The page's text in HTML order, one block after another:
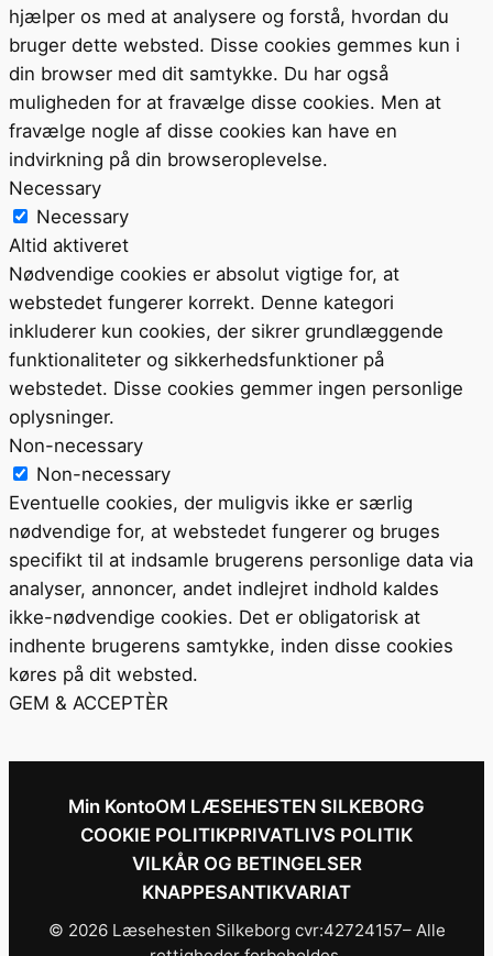
hjælper os med at analysere og forstå, hvordan du
bruger dette websted. Disse cookies gemmes kun i
din browser med dit samtykke. Du har også
muligheden for at fravælge disse cookies. Men at
fravælge nogle af disse cookies kan have en
indvirkning på din browseroplevelse.
Necessary
Necessary
Altid aktiveret
Nødvendige cookies er absolut vigtige for, at
webstedet fungerer korrekt. Denne kategori
inkluderer kun cookies, der sikrer grundlæggende
funktionaliteter og sikkerhedsfunktioner på
webstedet. Disse cookies gemmer ingen personlige
oplysninger.
Non-necessary
Non-necessary
Eventuelle cookies, der muligvis ikke er særlig
nødvendige for, at webstedet fungerer og bruges
specifikt til at indsamle brugerens personlige data via
analyser, annoncer, andet indlejret indhold kaldes
ikke-nødvendige cookies. Det er obligatorisk at
indhente brugerens samtykke, inden disse cookies
køres på dit websted.
GEM & ACCEPTÈR
Min KontoOM LÆSEHESTEN SILKEBORG
COOKIE POLITIKPRIVATLIVS POLITIK
VILKÅR OG BETINGELSER
KNAPPESANTIKVARIAT
© 2026 Læsehesten Silkeborg cvr:42724157– Alle